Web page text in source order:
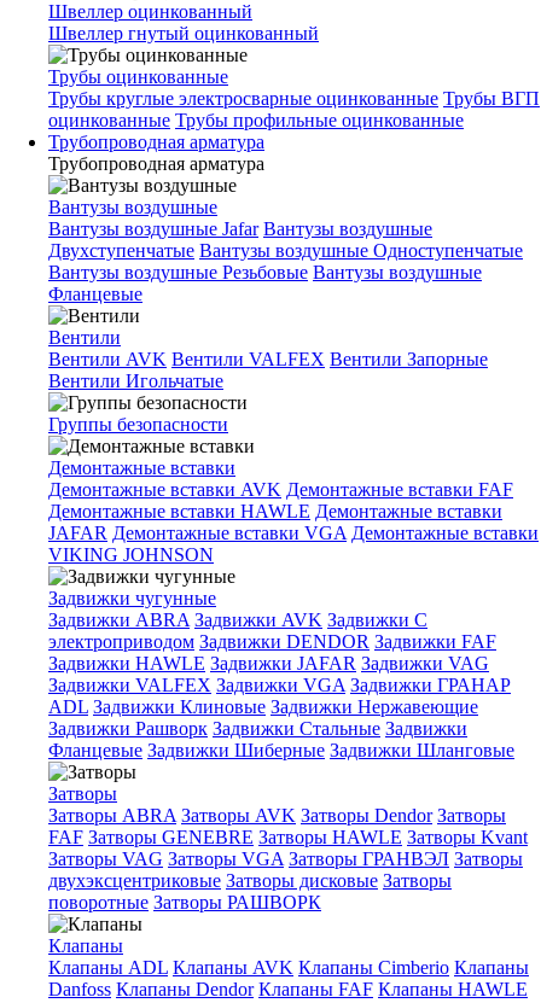
Швеллер оцинкованный
Швеллер гнутый оцинкованный
Трубы оцинкованные
Трубы круглые электросварные оцинкованные Трубы ВГП
оцинкованные Трубы профильные оцинкованные
Трубопроводная арматура
Трубопроводная арматура
Вантузы воздушные
Вантузы воздушные Jafar Вантузы воздушные
Двухступенчатые Вантузы воздушные Одноступенчатые
Вантузы воздушные Резьбовые Вантузы воздушные
Фланцевые
Вентили
Вентили AVK Вентили VALFEX Вентили Запорные
Вентили Игольчатые
Группы безопасности
Демонтажные вставки
Демонтажные вставки AVK Демонтажные вставки FAF
Демонтажные вставки HAWLE Демонтажные вставки
JAFAR Демонтажные вставки VGA Демонтажные вставки
VIKING JOHNSON
Задвижки чугунные
Задвижки ABRA Задвижки AVK Задвижки C
электроприводом Задвижки DENDOR Задвижки FAF
Задвижки HAWLE Задвижки JAFAR Задвижки VAG
Задвижки VALFEX Задвижки VGA Задвижки ГРАНАР
ADL Задвижки Клиновые Задвижки Нержавеющие
Задвижки Рашворк Задвижки Стальные Задвижки
Фланцевые Задвижки Шиберные Задвижки Шланговые
Затворы
Затворы ABRA Затворы AVK Затворы Dendor Затворы
FAF Затворы GENEBRE Затворы HAWLE Затворы Kvant
Затворы VAG Затворы VGA Затворы ГРАНВЭЛ Затворы
двухэксцентриковые Затворы дисковые Затворы
поворотные Затворы РАШВОРК
Клапаны
Клапаны ADL Клапаны AVK Клапаны Cimberio Клапаны
Danfoss Клапаны Dendor Клапаны FAF Клапаны HAWLE